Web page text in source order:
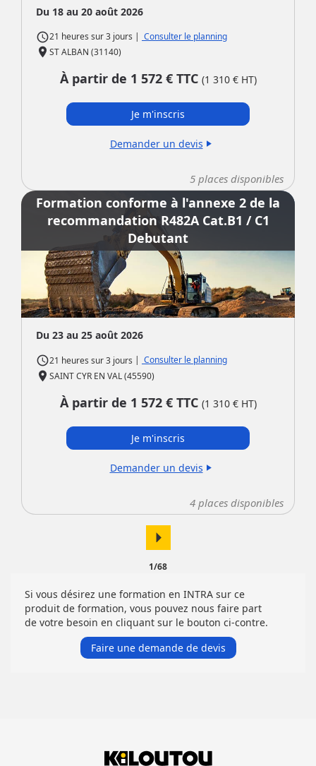
Du 18 au 20 août 2026
access_time21 heures sur3 jours | Consulter le planning
place ST ALBAN (31140)
À partir de 1 572 € TTC (1 310 € HT)
Je m'inscris
Demander un devis play_arrow
5 places disponibles
Formation conforme à l'annexe 2 de la
recommandation R482A Cat.B1 / C1
Debutant
Du 23 au 25 août 2026
access_time21 heures sur3 jours | Consulter le planning
place SAINT CYR EN VAL (45590)
À partir de 1 572 € TTC (1 310 € HT)
Je m'inscris
Demander un devis play_arrow
4 places disponibles
arrow_right
1/68
Si vous désirez une formation en INTRA sur ce
produit de formation, vous pouvez nous faire part
de votre besoin en cliquant sur le bouton ci-contre.
Faire une demande de devis